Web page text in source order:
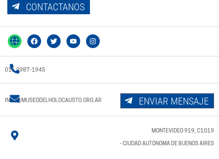
CONTACTANOS
011 3987-1945
INFO@MUSEODELHOLOCAUSTO.ORG.AR ENVIAR MENSAJE
MONTEVIDEO 919, C1019
- CIUDAD AUTÓNOMA DE BUENOS AIRES